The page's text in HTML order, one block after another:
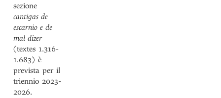
sezione
cantigas de
escarnio e de
mal dizer
(textes 1.316-
1.683) è
prevista per il
triennio 2023-
2026.